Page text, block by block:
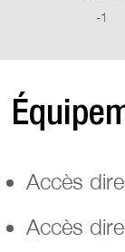
-1
Accès
Accès